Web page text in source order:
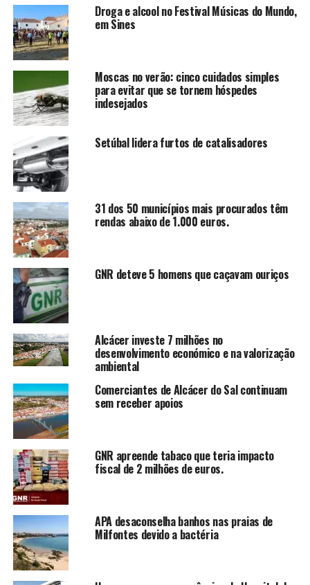
Droga e alcool no Festival Músicas do Mundo,
em Sines
Moscas no verão: cinco cuidados simples
para evitar que se tornem hóspedes
indesejados
Setúbal lidera furtos de catalisadores
31 dos 50 municípios mais procurados têm
rendas abaixo de 1.000 euros.
GNR deteve 5 homens que caçavam ouriços
Alcácer investe 7 milhões no
desenvolvimento económico e na valorização
ambiental
Comerciantes de Alcácer do Sal continuam
sem receber apoios
GNR apreende tabaco que teria impacto
fiscal de 2 milhões de euros.
APA desaconselha banhos nas praias de
Milfontes devido a bactéria